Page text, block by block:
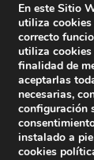
En este Sitio
utiliza cookies
correcto
utiliza cookies
finalidad de
aceptarlas
necesarias,
configuración
instalado a
cookies